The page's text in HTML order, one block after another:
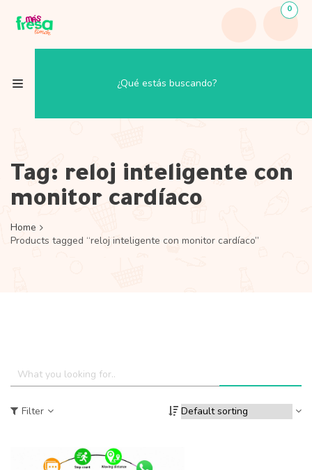
0
Tag: reloj inteligente con
monitor cardíaco
Home
Products tagged “reloj inteligente con monitor cardíaco”
Filter